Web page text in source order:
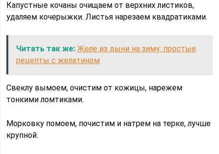
Капустные кочаны очищаем от верхних листиков,
удаляем кочерыжки. Листья нарезаем квадратиками.
Читать так же: Желе из дыни на зиму: простые
рецепты с желатином
Свеклу вымоем, очистим от кожицы, нарежем
тонкими ломтиками.
Морковку помоем, почистим и натрем на терке, лучше
крупной.